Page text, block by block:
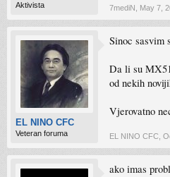
Aktivista 7mediN May 7,
EL NINO CFC
Veteran foruma
Sinoc sasvim
Da li su
od nekih
Vjerovatno
EL NINO CFC
ako imas